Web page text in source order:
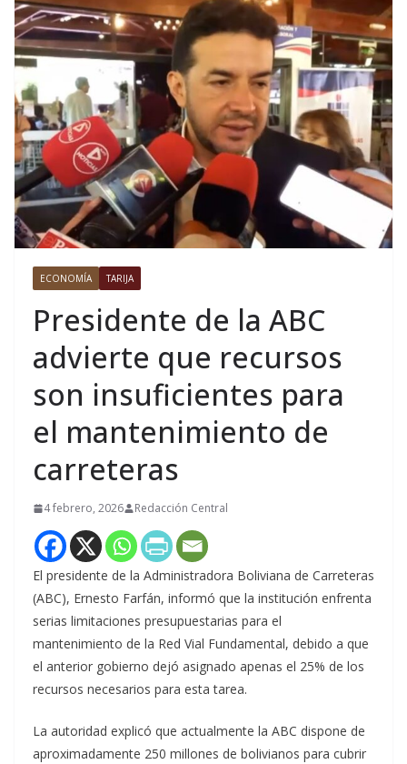
ECONOMÍA TARIJA
Presidente de la ABC
advierte que recursos
son insuficientes para
el mantenimiento de
carreteras
4 febrero, 2026 Redacción Central
El presidente de la Administradora Boliviana de Carreteras
(ABC), Ernesto Farfán, informó que la institución enfrenta
serias limitaciones presupuestarias para el
mantenimiento de la Red Vial Fundamental, debido a que
el anterior gobierno dejó asignado apenas el 25% de los
recursos necesarios para esta tarea.
La autoridad explicó que actualmente la ABC dispone de
aproximadamente 250 millones de bolivianos para cubrir